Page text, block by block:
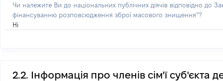
Чи належите Ви до національних публічних діячів відповідно до
фінансуванню розповсюдження зброї масового знищення”?
Ні
2.2. Інформація про членів сім'ї суб'єкта